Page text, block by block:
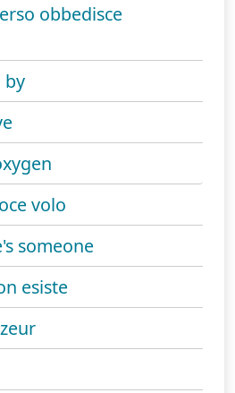
obbedisce
by
volo
someone
esiste